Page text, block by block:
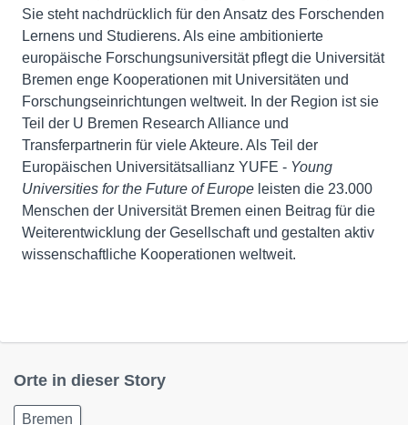
Sie steht nachdrücklich für den Ansatz des Forschenden
Lernens und Studierens. Als eine ambitionierte
europäische Forschungsuniversität pflegt die Universität
Bremen enge Kooperationen mit Universitäten und
Forschungseinrichtungen weltweit. In der Region ist sie
Teil der U Bremen Research Alliance und
Transferpartnerin für viele Akteure. Als Teil der
Europäischen Universitätsallianz YUFE - Young
Universities for the Future of Europe leisten die 23.000
Menschen der Universität Bremen einen Beitrag für die
Weiterentwicklung der Gesellschaft und gestalten aktiv
wissenschaftliche Kooperationen weltweit.
Orte in dieser Story
Bremen